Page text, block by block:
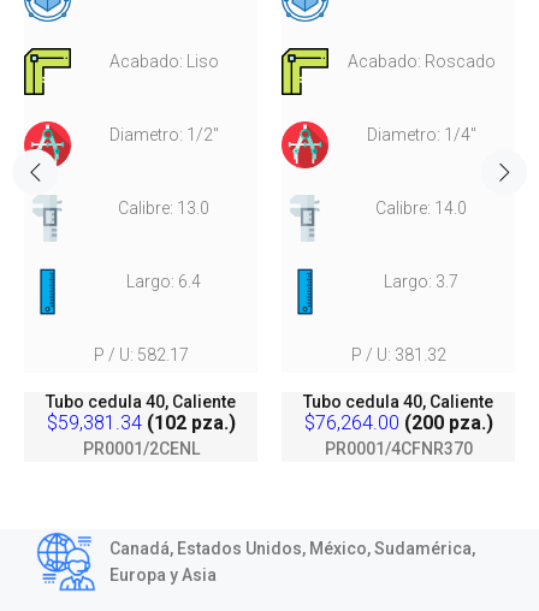
Acabado: Liso
Diametro: 1/2"
Calibre: 13.0
Largo: 6.4
P / U: 582.17
Tubo cedula 40, Caliente
$59,381.34(102 pza.)
PR0001/2CENL
Acabado: Roscado
Diametro: 1/4"
Calibre: 14.0
Largo: 3.7
P / U: 381.32
Tubo cedula 40, Caliente
$76,264.00 (200 pza.)
PR0001/4CFNR370
Canadá, Estados Unidos, México, Sudamérica,
Europa y Asia